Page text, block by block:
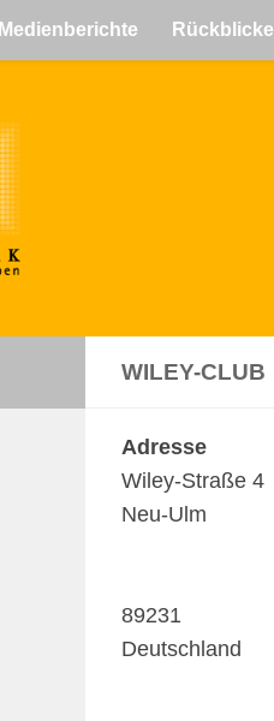
Medienberichte Rückblicke
WILEY-CLUB
Adres­se
Wiley-Straße 4
Neu-Ulm
89231
Deutschland